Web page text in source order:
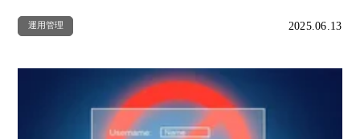
運用管理 2025.06.13